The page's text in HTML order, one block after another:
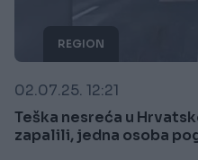
REGION
02.07.25. 12:21
Teška nesreća u
zapalili, jedna osoba